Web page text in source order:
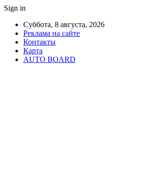
Sign in
Суббота, 8 августа, 2026
Реклама на сайте
Контакты
Карта
AUTO BOARD